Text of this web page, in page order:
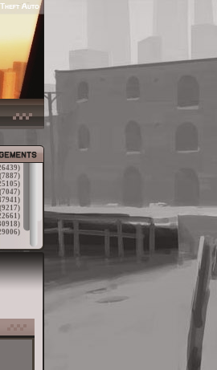
(7887)
(7047)
(9217)